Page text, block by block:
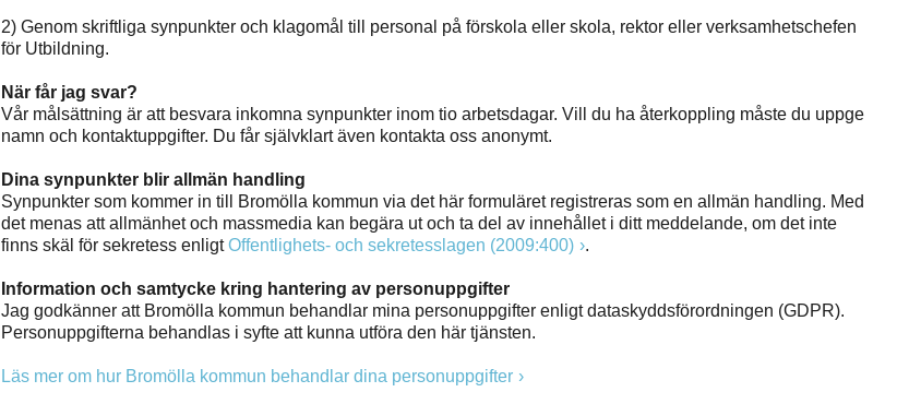
2) Genom skriftliga synpunkter och klagomål till personal på förskola eller skola, rektor eller verksamhetschefen
för Utbildning.
När får jag svar?
Vår målsättning är att besvara inkomna synpunkter inom tio arbetsdagar. Vill du ha återkoppling måste du uppge
namn och kontaktuppgifter. Du får självklart även kontakta oss anonymt.
Dina synpunkter blir allmän handling
Synpunkter som kommer in till Bromölla kommun via det här formuläret registreras som en allmän handling. Med
det menas att allmänhet och massmedia kan begära ut och ta del av innehållet i ditt meddelande, om det inte
finns skäl för sekretess enligtOffentlighets- och sekretesslagen (2009:400) .
Information och samtycke kring hantering av personuppgifter
Jag godkänner att Bromölla kommun behandlar mina personuppgifter enligt dataskyddsförordningen (GDPR).
Personuppgifterna behandlas i syfte att kunna utföra den här tjänsten.
Läs mer om hur Bromölla kommun behandlar dina personuppgifter